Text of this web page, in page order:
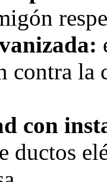
contra la
con
ductos